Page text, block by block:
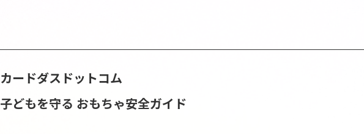
カードダスドットコム
子どもを守る おもちゃ安全ガイド